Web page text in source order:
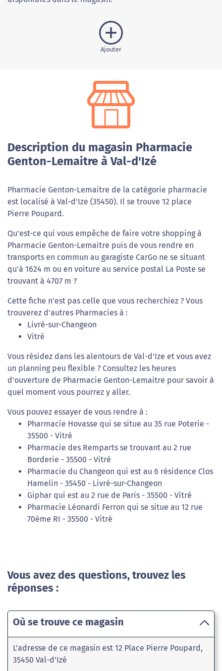
Ajouter
Description du magasin Pharmacie
Genton-Lemaitre à Val-d'Izé
Pharmacie Genton-Lemaitre de la catégorie pharmacie
est localisé à Val-d'Ize (35450). Il se trouve 12 place
Pierre Poupard.
Qu'est-ce qui vous empêche de faire votre shopping à
Pharmacie Genton-Lemaitre puis de vous rendre en
transports en commun au garagiste CarGo ne se situant
qu'à 1624 m ou en voiture au service postal La Poste se
trouvant à 4707 m ?
Cette fiche n'est pas celle que vous recherchiez ? Vous
trouverez d'autres Pharmacies à :
Livré-sur-Changeon
Vitré
Vous résidez dans les alentours de Val-d'Ize et vous avez
un planning peu flexible ? Consultez les heures
d'ouverture de Pharmacie Genton-Lemaitre pour savoir à
quel moment vous pourrez y aller.
Vous pouvez essayer de vous rendre à :
Pharmacie Hovasse qui se situe au 35 rue Poterie -
35500 - Vitré
Pharmacie des Remparts se trouvant au 2 rue
Borderie - 35500 - Vitré
Pharmacie du Changeon qui est au 6 résidence Clos
Hamelin - 35450 - Livré-sur-Changeon
Giphar qui est au 2 rue de Paris - 35500 - Vitré
Pharmacie Léonardi Ferron qui se situe au 12 rue
70ème RI - 35500 - Vitré
Vous avez des questions, trouvez les
réponses :
Où se trouve ce magasin
L'adresse de ce magasin est 12 Place Pierre Poupard,
35450 Val-d'Izé